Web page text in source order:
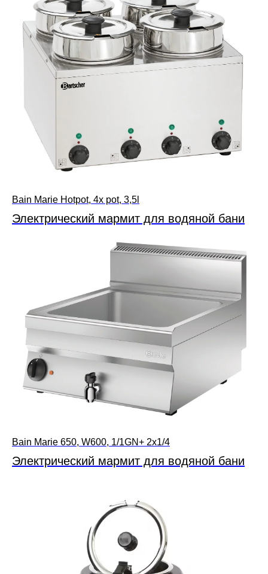
Bain Marie Hotpot, 4x pot, 3,5l
Электрический мармит для водяной бани
Bain Marie 650, W600, 1/1GN+ 2x1/4
Электрический мармит для водяной бани